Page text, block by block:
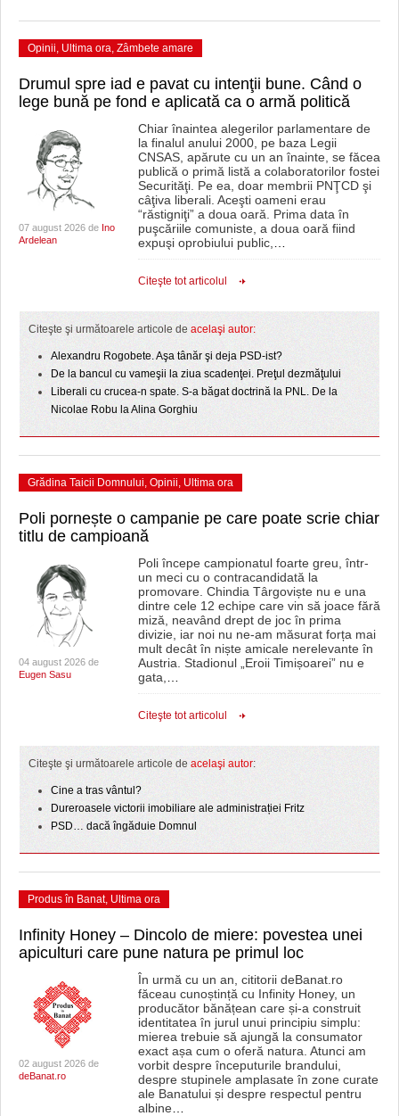
Opinii, Ultima ora, Zâmbete amare
Drumul spre iad e pavat cu intenţii bune. Când o
lege bună pe fond e aplicată ca o armă politică
07 august 2026 de Ino
Ardelean
Chiar înaintea alegerilor parlamentare de
la finalul anului 2000, pe baza Legii
CNSAS, apărute cu un an înainte, se făcea
publică o primă listă a colaboratorilor fostei
Securităţi. Pe ea, doar membrii PNŢCD şi
câţiva liberali. Aceşti oameni erau
“răstigniţi” a doua oară. Prima data în
puşcăriile comuniste, a doua oară fiind
expuşi oprobiului public,
Citeşte tot articolul
Citeşte şi următoarele articole de acelaşi autor:
Alexandru Rogobete. Aşa tânăr şi deja PSD-ist?
De la bancul cu vameşii la ziua scadenţei. Preţul dezmăţului
Liberali cu crucea-n spate. S-a băgat doctrină la PNL. De la
Nicolae Robu la Alina Gorghiu
Grădina Taicii Domnului, Opinii, Ultima ora
Poli pornește o campanie pe care poate scrie chiar
titlu de campioană
04 august 2026 de
Eugen Sasu
Poli începe campionatul foarte greu, într-
un meci cu o contracandidată la
promovare. Chindia Târgoviște nu e una
dintre cele 12 echipe care vin să joace fără
miză, neavând drept de joc în prima
divizie, iar noi nu ne-am măsurat forța mai
mult decât în niște amicale nerelevante în
Austria. Stadionul „Eroii Timișoarei” nu e
gata,
Citeşte tot articolul
Citeşte şi următoarele articole de acelaşi autor:
Cine a tras vântul?
Dureroasele victorii imobiliare ale administrației Fritz
PSD… dacă îngăduie Domnul
Produs în Banat, Ultima ora
Infinity Honey – Dincolo de miere: povestea unei
apiculturi care pune natura pe primul loc
02 august 2026 de
deBanat.ro
În urmă cu un an, cititorii deBanat.ro
făceau cunoștință cu Infinity Honey, un
producător bănățean care și-a construit
identitatea în jurul unui principiu simplu:
mierea trebuie să ajungă la consumator
exact așa cum o oferă natura. Atunci am
vorbit despre începuturile brandului,
despre stupinele amplasate în zone curate
ale Banatului și despre respectul pentru
albine…